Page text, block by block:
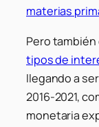
materias
Pero también
tipos de
llegando a
2016-2021,
monetaria